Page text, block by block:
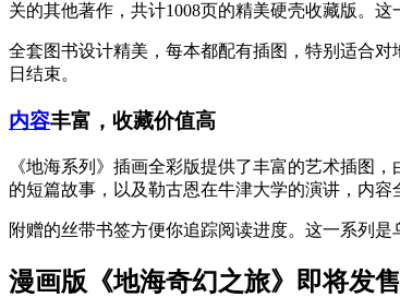
关的其他著作，共计1008页的精美硬壳收藏版。
全套图书设计精美，每本都配有插图，特别适合对
日结束。
内容丰富，收藏价值高
《地海系列》插画全彩版提供了丰富的艺术插图，
的短篇故事，以及勒古恩在牛津大学的演讲，内容
附赠的丝带书签方便你追踪阅读进度。这一系列
漫画版《地海奇幻之旅》即将发售